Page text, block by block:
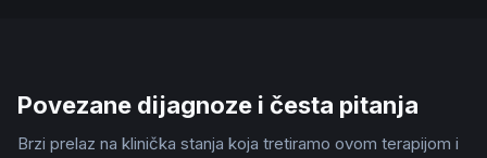
Povezane dijagnoze i česta pitanja
Brzi prelaz na klinička stanja koja tretiramo ovom terapijom i